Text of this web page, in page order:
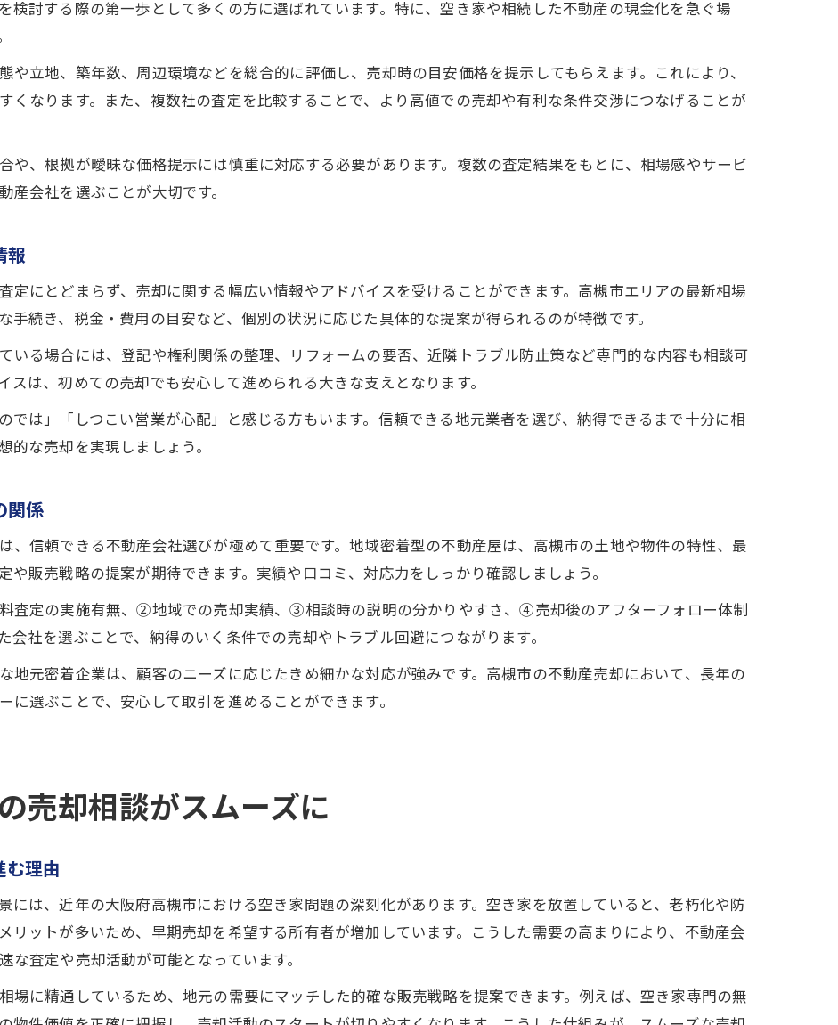
不動産売却の無料査定で比較検討が可能に
検討する際の第一歩として多くの方に選ばれています。特に、空き家や相続した不動産の現金化を急ぐ場
や立地、築年数、周辺環境などを総合的に評価し、売却時の目安価格を提示してもらえます。これにより、
くなります。また、複数社の査定を比較することで、より高値での売却や有利な条件交渉につなげることが
や、根拠が曖昧な価格提示には慎重に対応する必要があります。複数の査定結果をもとに、相場感やサービ
産会社を選ぶことが大切です。
報
定にとどまらず、売却に関する幅広い情報やアドバイスを受けることができます。高槻市エリアの最新相場
手続き、税金・費用の目安など、個別の状況に応じた具体的な提案が得られるのが特徴です。
いる場合には、登記や権利関係の整理、リフォームの要否、近隣トラブル防止策など専門的な内容も相談可
は、初めての売却でも安心して進められる大きな支えとなります。
では」「しつこい営業が心配」と感じる方もいます。信頼できる地元業者を選び、納得できるまで十分に相
的な売却を実現しましょう。
関係
、信頼できる不動産会社選びが極めて重要です。地域密着型の不動産屋は、高槻市の土地や物件の特性、最
や販売戦略の提案が期待できます。実績や口コミ、対応力をしっかり確認しましょう。
査定の実施有無、②地域での売却実績、③相談時の説明の分かりやすさ、④売却後のアフターフォロー体制
会社を選ぶことで、納得のいく条件での売却やトラブル回避につながります。
地元密着企業は、顧客のニーズに応じたきめ細かな対応が強みです。高槻市の不動産売却において、長年の
に選ぶことで、安心して取引を進めることができます。
売却相談がスムーズに
む理由
には、近年の大阪府高槻市における空き家問題の深刻化があります。空き家を放置していると、老朽化や防
リットが多いため、早期売却を希望する所有者が増加しています。こうした需要の高まりにより、不動産会
査定や売却活動が可能となっています。
場に精通しているため、地元の需要にマッチした的確な販売戦略を提案できます。例えば、空き家専門の無